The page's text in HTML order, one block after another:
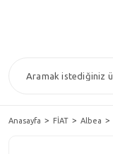
Anasayfa FİAT Albea